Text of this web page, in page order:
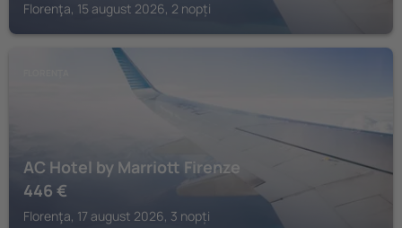
Florenţa, 15 august 2026, 2 nopți
AC Hotel by Marriott Firenze
446 €
Florenţa, 17 august 2026, 3 nopți